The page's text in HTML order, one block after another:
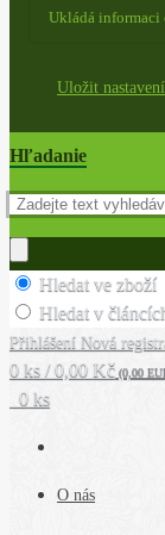
Ukládá informaci
Uložit nastavení
Hľadanie
Hledat ve zboží
Hledat v
Přihlášení Nová
0 ks / 0,00 Kč (0,00
0 ks
O nás